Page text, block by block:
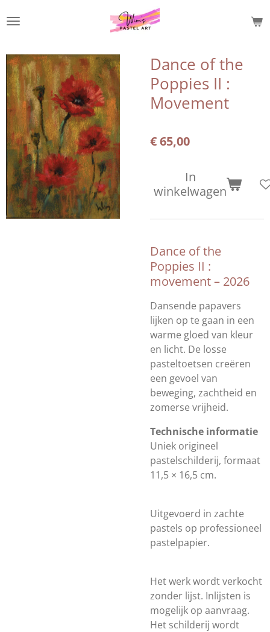
direct
de
hoofdinhoud
Dance of the
Poppies II :
Movement
€ 65,00
In
winkelwagen
Dance of the
Poppies II :
movement – 2026
Dansende papavers
lijken op te gaan in een
warme gloed van kleur
en licht. De losse
pasteltoetsen creëren
een gevoel van
beweging, zachtheid en
zomerse vrijheid.
Technische informatie
Uniek origineel
pastelschilderij, formaat
11,5 × 16,5 cm.
Uitgevoerd in zachte
pastels op professioneel
pastelpapier.
Het werk wordt verkocht
zonder lijst. Inlijsten is
mogelijk op aanvraag.
Het schilderij wordt